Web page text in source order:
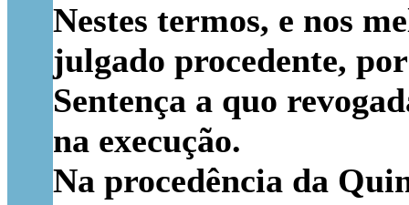
Nestes termos, e nos
julgado procedente,
Sentença a quo
na execução.
Na procedência da